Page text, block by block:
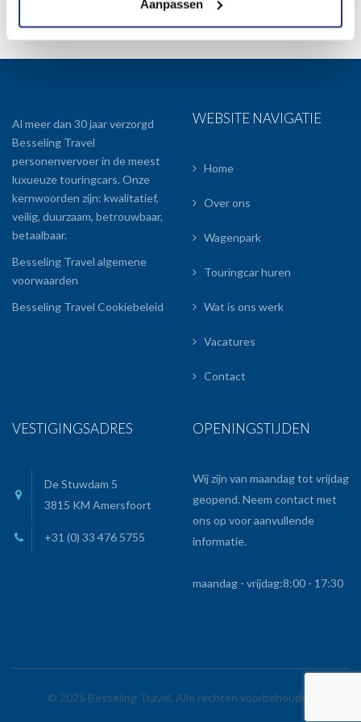
Aanpassen
Al meer dan 30 jaar verzorgd
Besseling Travel
personenvervoer in de meest
luxueuze touringcars. Onze
kernwoorden zijn: kwalitatief,
veilig, duurzaam, betrouwbaar,
betaalbaar.
Besseling Travel algemene
voorwaarden
Besseling Travel Cookiebeleid
WEBSITE NAVIGATIE
Home
Over ons
Wagenpark
Touringcar huren
Wat is ons werk
Vacatures
Contact
VESTIGINGSADRES
De Stuwdam 5
3815 KM Amersfoort
+31 (0) 33 476 5755
OPENINGSTIJDEN
Wij zijn van maandag tot vrijdag
geopend. Neem contact met
ons op voor aanvullende
informatie.
maandag - vrijdag:8:00 - 17:30
© 2025 Besseling Travel, Alle rechten voorbehouden